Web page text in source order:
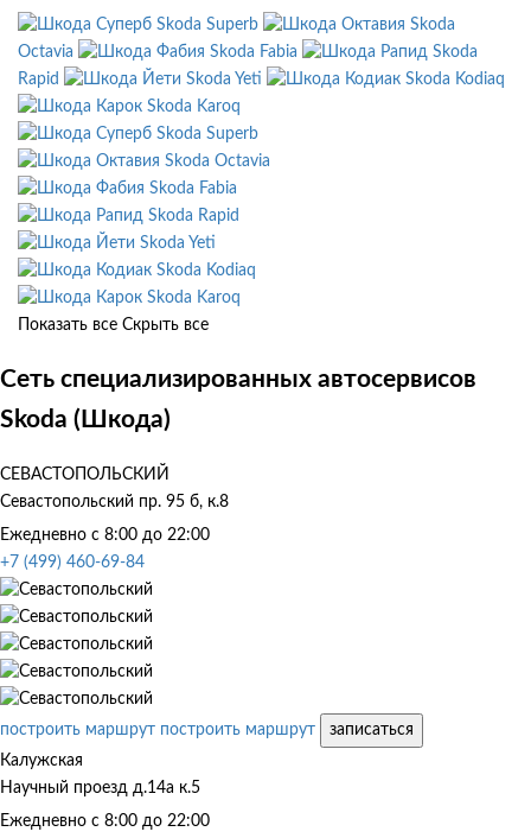
Skoda Superb
Skoda
Octavia
Skoda Fabia
Skoda
Rapid
Skoda Yeti
Skoda Kodiaq
Skoda Karoq
Skoda Superb
Skoda Octavia
Skoda Fabia
Skoda Rapid
Skoda Yeti
Skoda Kodiaq
Skoda Karoq
Показать все Скрыть все
Сеть специализированных автосервисов
Skoda (Шкода)
СЕВАСТОПОЛЬСКИЙ
Севастопольский пр. 95 б, к.8
Ежедневно с 8:00 до 22:00
+7 (499) 460-69-84
построить маршрут построить маршрут
записаться
Калужская
Научный проезд д.14а к.5
Ежедневно с 8:00 до 22:00